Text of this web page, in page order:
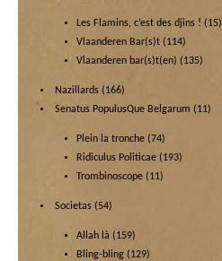
Les Flamins, c’est des djins ! (15)
Vlaanderen Bar(s)t (114)
Vlaanderen bar(s)t(en) (135)
Nazillards (166)
Senatus PopulusQue Belgarum (11)
Plein la tronche (74)
Ridiculus Politicae (193)
Trombinoscope (11)
Societas (54)
Allah là (159)
Bling-bling (129)